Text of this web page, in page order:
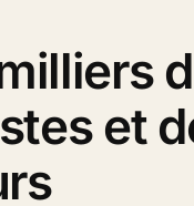
et